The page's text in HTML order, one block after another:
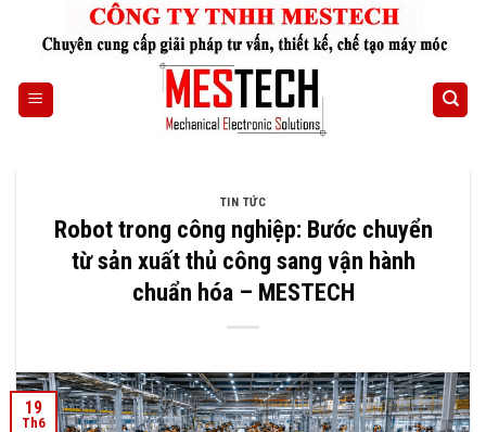
TIN TỨC
Robot trong công nghiệp: Bước chuyển
từ sản xuất thủ công sang vận hành
chuẩn hóa – MESTECH
19
Th6